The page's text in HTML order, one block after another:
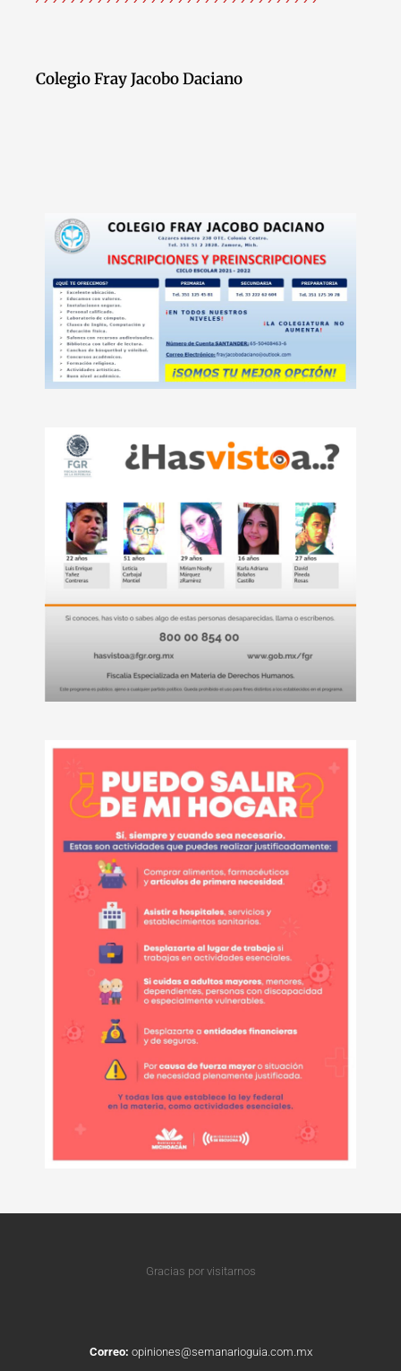
Colegio Fray Jacobo Daciano
Gracias por visitarnos
Correo: opiniones@semanarioguia.com.mx